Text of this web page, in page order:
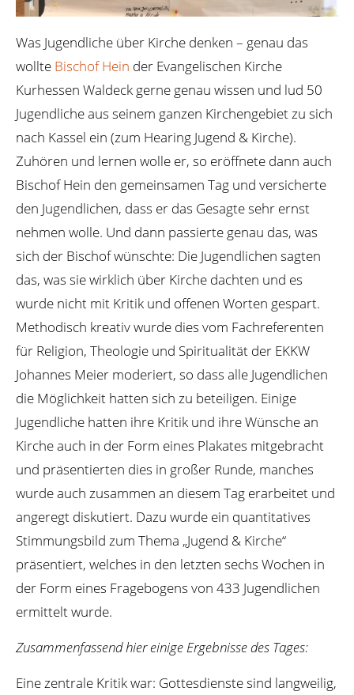
Was Jugendliche über Kirche denken – genau das
wollte Bischof Hein der Evangelischen Kirche
Kurhessen Waldeck gerne genau wissen und lud 50
Jugendliche aus seinem ganzen Kirchengebiet zu sich
nach Kassel ein (zum Hearing Jugend & Kirche).
Zuhören und lernen wolle er, so eröffnete dann auch
Bischof Hein den gemeinsamen Tag und versicherte
den Jugendlichen, dass er das Gesagte sehr ernst
nehmen wolle. Und dann passierte genau das, was
sich der Bischof wünschte: Die Jugendlichen sagten
das, was sie wirklich über Kirche dachten und es
wurde nicht mit Kritik und offenen Worten gespart.
Methodisch kreativ wurde dies vom Fachreferenten
für Religion, Theologie und Spiritualität der EKKW
Johannes Meier moderiert, so dass alle Jugendlichen
die Möglichkeit hatten sich zu beteiligen. Einige
Jugendliche hatten ihre Kritik und ihre Wünsche an
Kirche auch in der Form eines Plakates mitgebracht
und präsentierten dies in großer Runde, manches
wurde auch zusammen an diesem Tag erarbeitet und
angeregt diskutiert. Dazu wurde ein quantitatives
Stimmungsbild zum Thema „Jugend & Kirche“
präsentiert, welches in den letzten sechs Wochen in
der Form eines Fragebogens von 433 Jugendlichen
ermittelt wurde.
Zusammenfassend hier einige Ergebnisse des Tages:
Eine zentrale Kritik war: Gottesdienste sind langweilig,